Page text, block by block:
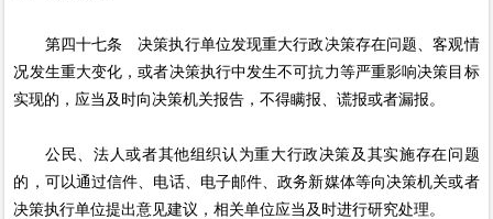
第四十七条 决策执行单位发现重大行政决策存在问题、客观情
况发生重大变化，或者决策执行中发生不可抗力等严重影响决策目标
实现的，应当及时向决策机关报告，不得瞒报、谎报或者漏报。
公民、法人或者其他组织认为重大行政决策及其实施存在问题
的，可以通过信件、电话、电子邮件、政务新媒体等向决策机关或者
决策执行单位提出意见建议，相关单位应当及时进行研究处理。